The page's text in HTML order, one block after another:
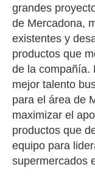
grandes
de Mercadona,
existentes y
productos que
de la compañía.
mejor talento
para el área de
maximizar el
productos que
equipo para
supermercados